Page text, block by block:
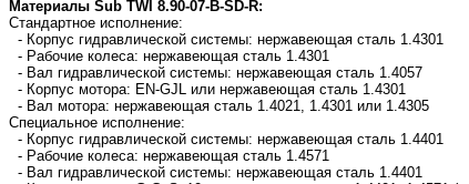
Материалы Sub TWI 8.90-07-B-SD-R:
Стандартное исполнение:
- Корпус гидравлической системы: нержавеющая сталь 1.4301
- Рабочие колеса: нержавеющая сталь 1.4301
- Вал гидравлической системы: нержавеющая сталь 1.4057
- Корпус мотора: EN-GJL или нержавеющая сталь 1.4301
- Вал мотора: нержавеющая сталь 1.4021, 1.4301 или 1.4305
Специальное исполнение:
- Корпус гидравлической системы: нержавеющая сталь 1.4401
- Рабочие колеса: нержавеющая сталь 1.4571
- Вал гидравлической системы: нержавеющая сталь 1.4401